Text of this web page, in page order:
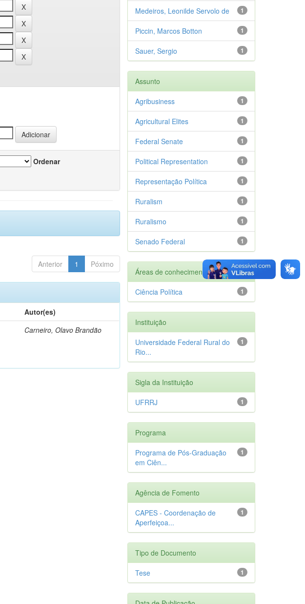
Ordenar
Anterior 1 Póximo
Autor(es)
Carneiro, Olavo Brandão
1
Medeiros, Leonilde Servolo de
1
Piccin, Marcos Botton
1
Sauer, Sergio
Assunto
1
Agribusiness
1
Agricultural Elites
1
Federal Senate
1
Political Representation
1
Representação Política
1
Ruralism
1
Ruralismo
1
Senado Federal
Áreas de conhecimento
1
Ciência Política
Instituição
1
Universidade Federal Rural do
Rio...
Sigla da Instituição
1
UFRRJ
Programa
1
Programa de Pós-Graduação
em Ciên...
Agência de Fomento
1
CAPES - Coordenação de
Aperfeiçoa...
Tipo de Documento
1
Tese